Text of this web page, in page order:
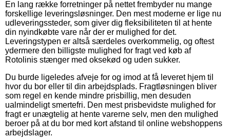
En lang række forretninger på nettet frembyder nu mange
forskellige leveringsløsninger. Den mest moderne er lige nu
udleveringssteder, som giver dig fleksibiliteten til at hente
din nyindkøbte vare når der er mulighed for det.
Leveringstypen er altså særdeles overkommelig, og oftest
ydermere den billigste mulighed for fragt ved køb af
Rotolinis stænger med oksekød og uden sukker.
Du burde ligeledes afveje for og imod at få leveret hjem til
hvor du bor eller til din arbejdsplads. Fragtløsningen bliver
som regel en kende mindre prisbillig, men desuden
ualmindeligt smertefri. Den mest prisbevidste mulighed for
fragt er unægtelig at hente varerne selv, men den mulighed
beroer på at du bor med kort afstand til online webshoppens
arbejdslager.